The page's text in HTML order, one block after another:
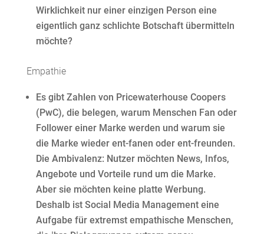
Wirklichkeit nur einer einzigen Person eine
eigentlich ganz schlichte Botschaft übermitteln
möchte?
Empathie
Es gibt Zahlen von Pricewaterhouse Coopers
(PwC), die belegen, warum Menschen Fan oder
Follower einer Marke werden und warum sie
die Marke wieder ent-fanen oder ent-freunden.
Die Ambivalenz: Nutzer möchten News, Infos,
Angebote und Vorteile rund um die Marke.
Aber sie möchten keine platte Werbung.
Deshalb ist Social Media Management eine
Aufgabe für extremst empathische Menschen,